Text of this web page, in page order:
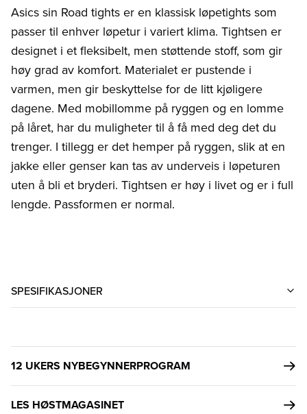
Asics sin Road tights er en klassisk løpetights som
passer til enhver løpetur i variert klima. Tightsen er
designet i et fleksibelt, men støttende stoff, som gir
høy grad av komfort. Materialet er pustende i
varmen, men gir beskyttelse for de litt kjøligere
dagene. Med mobillomme på ryggen og en lomme
på låret, har du muligheter til å få med deg det du
trenger. I tillegg er det hemper på ryggen, slik at en
jakke eller genser kan tas av underveis i løpeturen
uten å bli et bryderi. Tightsen er høy i livet og er i full
lengde. Passformen er normal.
SPESIFIKASJONER
12 UKERS NYBEGYNNERPROGRAM
LES HØSTMAGASINET